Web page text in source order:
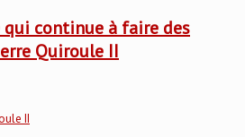
continue à faire des
Quiroule II
II